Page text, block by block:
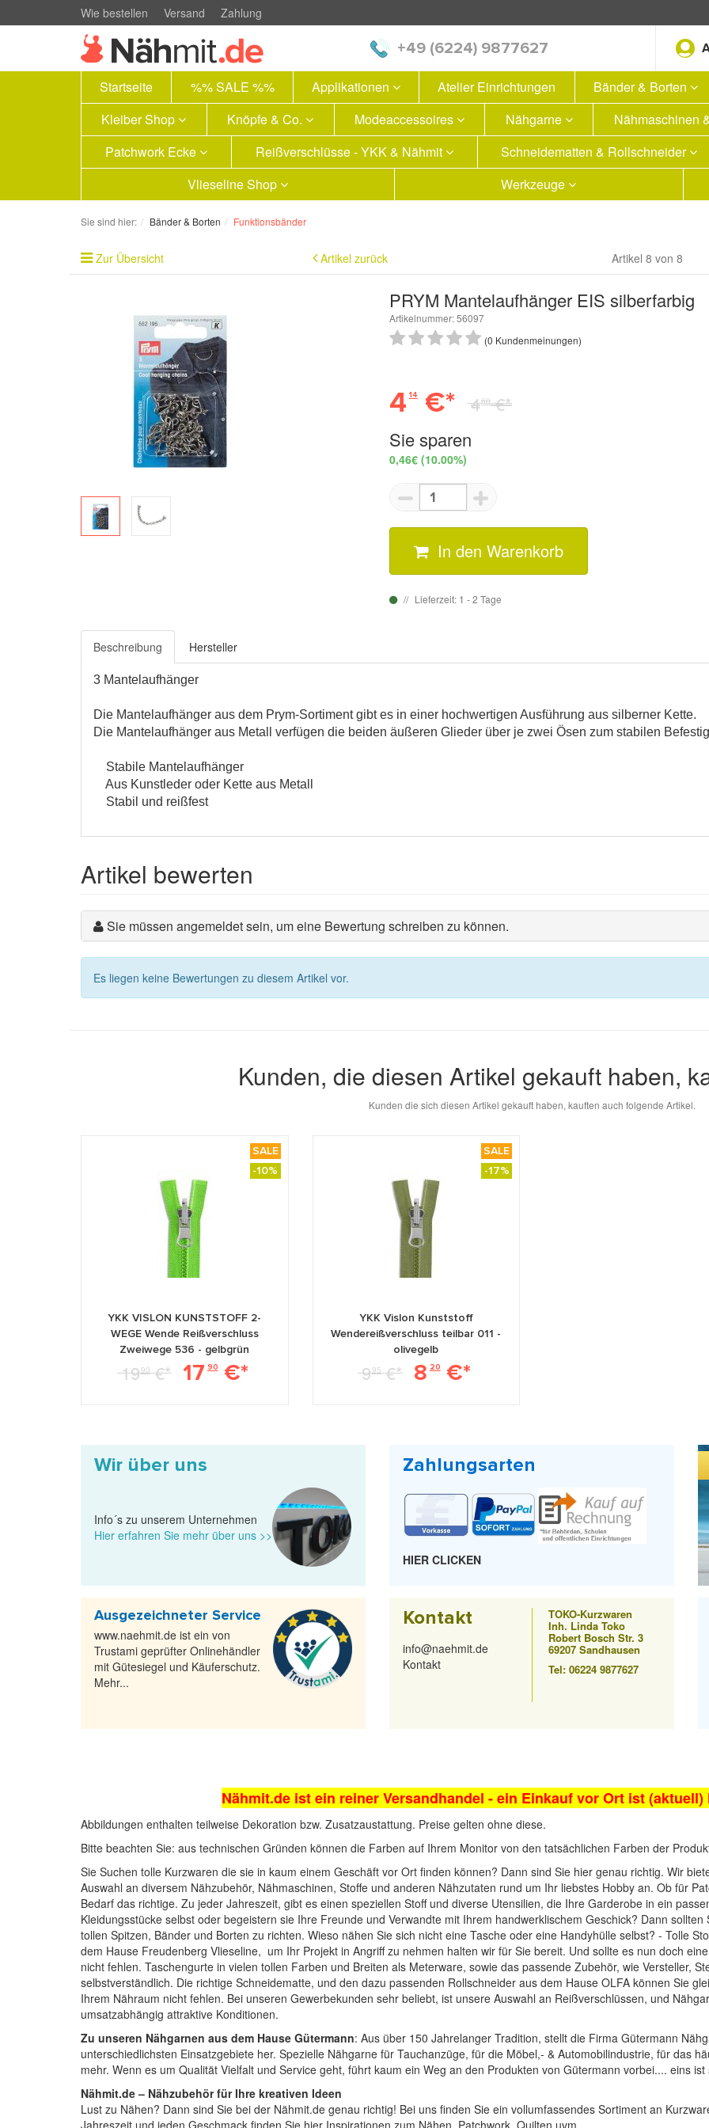
Wie bestellen Versand Zahlung
+49 (6224) 9877627
Startseite %% SALE %% Applikationen Atelier Einrichtungen
Bänder & Borten
Kleiber Shop
Knöpfe & Co. Modeaccessoires Nähgarne
Nähmaschinen
Patchwork Ecke
Reißverschlüsse - YKK & Nähmit
Schneidematten & Rollschneider
Vlieseline Shop
Werkzeuge
Sie sind hier: Bänder & Borten Funktionsbänder
Zur Übersicht Artikel zurück Artikel 8 von 8
PRYM Mantelaufhänger EIS silberfarbig
Artikelnummer: 56097
(0 Kundenmeinungen)
4 14 €* 460€*
Sie sparen
0,46€ (10.00%)
In den Warenkorb
Lieferzeit: 1 - 2 Tage
Beschreibung Hersteller
3 Mantelaufhänger
Die Mantelaufhänger aus dem Prym-Sortiment gibt es in einer hochwertigen Ausführung aus silberner Kette.
Die Mantelaufhänger aus Metall verfügen die beiden äußeren Glieder über je zwei Ösen zum stabilen
Stabile Mantelaufhänger
Aus Kunstleder oder Kette aus Metall
Stabil und reißfest
Artikel bewerten
Sie müssen angemeldet sein, um eine Bewertung schreiben zu können.
Es liegen keine Bewertungen zu diesem Artikel vor.
Kunden, die diesen Artikel gekauft haben,
Kunden die sich diesen Artikel gekauft haben, kauften auch folgende Artikel.
SALE
-10%
YKK VISLON KUNSTSTOFF 2-
WEGE Wende Reißverschluss
Zweiwege 536 - gelbgrün
1990€* 17 90€*
SALE
-17%
YKK Vislon Kunststoff
Wendereißverschluss teilbar 011 -
olivegelb
995€* 8 20€*
Wir über uns
Info´s zu unserem Unternehmen
Hier erfahren Sie mehr über uns >>
Zahlungsarten
HIER CLICKEN
Ausgezeichneter Service
www.naehmit.de ist ein von
Trustami geprüfter Onlinehändler
mit Gütesiegel und Käuferschutz.
Mehr...
Kontakt
info@naehmit.de
Kontakt
TOKO-Kurzwaren
Inh. Linda Toko
Robert Bosch Str. 3
69207 Sandhausen
Tel: 06224 9877627
Nähmit.de ist ein reiner Versandhandel - ein Einkauf vor Ort ist
Abbildungen enthalten teilweise Dekoration bzw. Zusatzaustattung. Preise gelten ohne diese.
Bitte beachten Sie: aus technischen Gründen können die Farben auf Ihrem Monitor von den tatsächlichen Farben der
Sie Suchen tolle Kurzwaren die sie in kaum einem Geschäft vor Ort finden können? Dann sind Sie hier genau richtig. Wir
Auswahl an diversem Nähzubehör, Nähmaschinen, Stoffe und anderen Nähzutaten rund um Ihr liebstes Hobby an. Ob für
Bedarf das richtige. Zu jeder Jahreszeit, gibt es einen speziellen Stoff und diverse Utensilien, die Ihre Garderobe in ein
Kleidungsstücke selbst oder begeistern sie Ihre Freunde und Verwandte mit Ihrem handwerklischem Geschick? Dann
tollen Spitzen, Bänder und Borten zu richten. Wieso nähen Sie sich nicht eine Tasche oder eine Handyhülle selbst? - Tolle
dem Hause Freudenberg Vlieseline, um Ihr Projekt in Angriff zu nehmen halten wir für Sie bereit. Und sollte es nun doch
nicht fehlen. Taschengurte in vielen tollen Farben und Breiten als Meterware, sowie das passende Zubehör, wie Versteller,
selbstverständlich. Die richtige Schneidematte, und den dazu passenden Rollschneider aus dem Hause OLFA können Sie
Ihrem Nähraum nicht fehlen. Bei unseren Gewerbekunden sehr beliebt, ist unsere Auswahl an Reißverschlüssen, und
umsatzabhängig attraktive Konditionen.
Zu unseren Nähgarnen aus dem Hause Gütermann: Aus über 150 Jahrelanger Tradition, stellt die Firma Gütermann
unterschiedlichsten Einsatzgebiete her. Spezielle Nähgarne für Tauchanzüge, für die Möbel,- & Automobilindustrie, für das
mehr. Wenn es um Qualität Vielfalt und Service geht, führt kaum ein Weg an den Produkten von Gütermann vorbei.... eins
Nähmit.de – Nähzubehör für Ihre kreativen Ideen
Lust zu Nähen? Dann sind Sie bei der Nähmit.de genau richtig! Bei uns finden Sie ein vollumfassendes Sortiment an
Jahreszeit und jeden Geschmack finden Sie hier Inspirationen zum Nähen, Patchwork, Quilten uvm.